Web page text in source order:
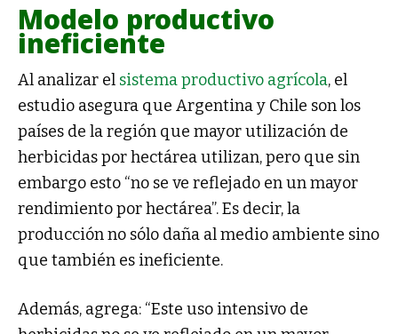
Modelo productivo
ineficiente
Al analizar el sistema productivo agrícola, el
estudio asegura que Argentina y Chile son los
países de la región que mayor utilización de
herbicidas por hectárea utilizan, pero que sin
embargo esto “no se ve reflejado en un mayor
rendimiento por hectárea”. Es decir, la
producción no sólo daña al medio ambiente sino
que también es ineficiente.
Además, agrega: “Este uso intensivo de